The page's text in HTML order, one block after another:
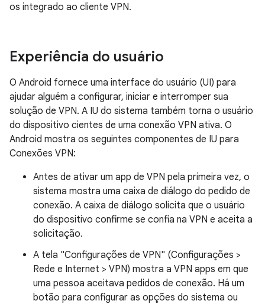
os integrado ao cliente VPN.
Experiência do usuário
O Android fornece uma interface do usuário (UI) para
ajudar alguém a configurar, iniciar e interromper sua
solução de VPN. A IU do sistema também torna o usuário
do dispositivo cientes de uma conexão VPN ativa. O
Android mostra os seguintes componentes de IU para
Conexões VPN:
Antes de ativar um app de VPN pela primeira vez, o
sistema mostra uma caixa de diálogo do pedido de
conexão. A caixa de diálogo solicita que o usuário
do dispositivo confirme se confia na VPN e aceita a
solicitação.
A tela "Configurações de VPN" (Configurações >
Rede e Internet > VPN) mostra a VPN apps em que
uma pessoa aceitava pedidos de conexão. Há um
botão para configurar as opções do sistema ou